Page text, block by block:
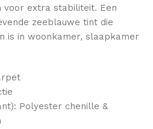
extra stabiliteit. Een
zeeblauwe tint die
is in woonkamer, slaapkamer
Polyester chenille &